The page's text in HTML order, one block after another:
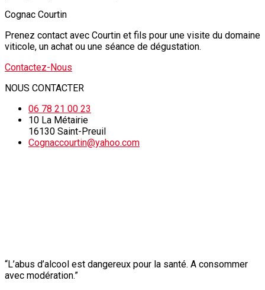
Cognac Courtin
Prenez contact avec Courtin et fils pour une visite du domaine
viticole, un achat ou une séance de dégustation.
Contactez-Nous
NOUS CONTACTER
06 78 21 00 23
10 La Métairie
16130 Saint-Preuil
Cognaccourtin@yahoo.com
“L’abus d’alcool est dangereux pour la santé. A consommer
avec modération.”